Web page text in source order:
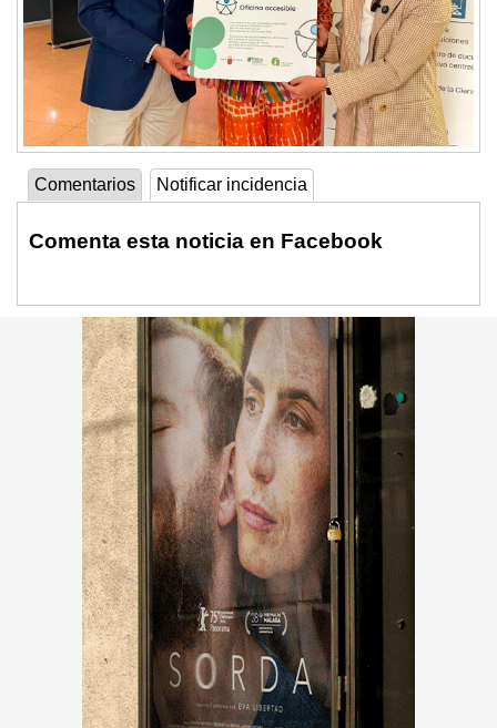
Comentarios Notificar incidencia
Comenta esta noticia en Facebook